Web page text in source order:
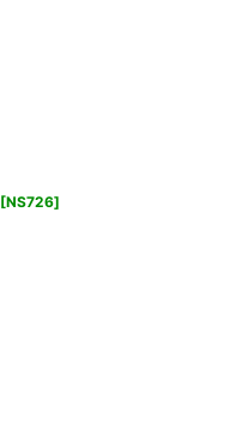
[NS726]